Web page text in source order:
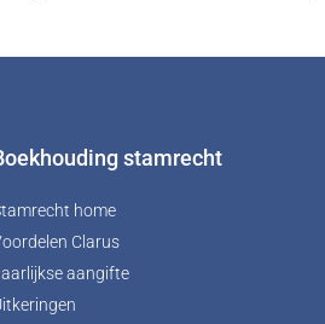
stamrecht
home
Clarus
aangifte